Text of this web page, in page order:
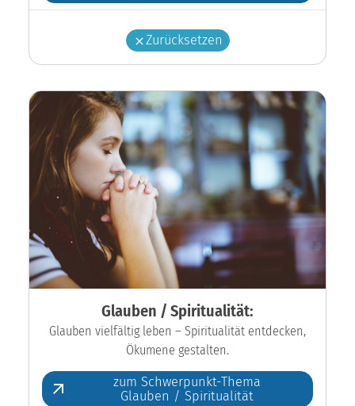
Zurücksetzen
Glauben / Spiritualität:
Glauben vielfältig leben – Spiritualität entdecken,
Ökumene gestalten.
zum Schwerpunkt-Thema
Glauben / Spiritualität